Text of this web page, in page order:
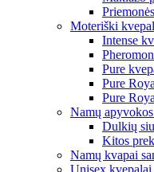
Moteriški
Intense
Pure
Pure
Pure
Namų
Dulkių
Kitos
Namų kvapai
Unisex kvepalai